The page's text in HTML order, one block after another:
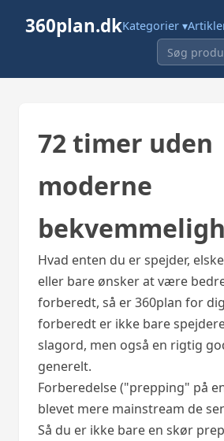
360plan.dkKategorier ▾
72 timer uden
moderne
Hvad enten du er spejder,
eller bare ønsker at være
forberedt, så er 360plan for
forberedt er ikke bare
slagord, men også en rigtig
generelt.
Forberedelse ("prepping" på
blevet mere mainstream de
Så du er ikke bare en skør